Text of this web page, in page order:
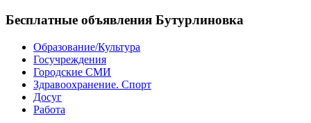
Бесплатные объявления Бутурлиновка
Образование/Культура
Госучреждения
Городские СМИ
Здравоохранение. Спорт
Досуг
Работа